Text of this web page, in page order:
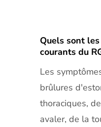
Quels sont
courants du
Les
brûlures
thoraciques,
avaler, de la